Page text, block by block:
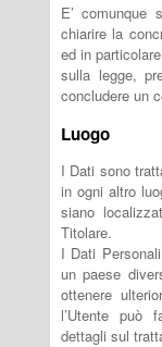
E’ comunque
chiarire la
ed in
sulla legge,
concludere un
Luogo
I Dati sono
in ogni altro
siano
Titolare.
I Dati
un paese
ottenere
l’Utente può
dettagli sul